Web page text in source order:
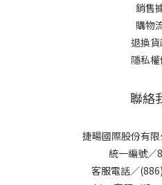
銷售
購物
退換
隱私
聯絡
捷暘國際股份有
統一編號／
客服電話／